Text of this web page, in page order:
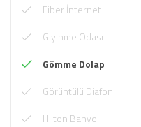
Fiber İnternet
Giyinme Odası
Gömme Dolap
Görüntülü Diafon
Hilton Banyo